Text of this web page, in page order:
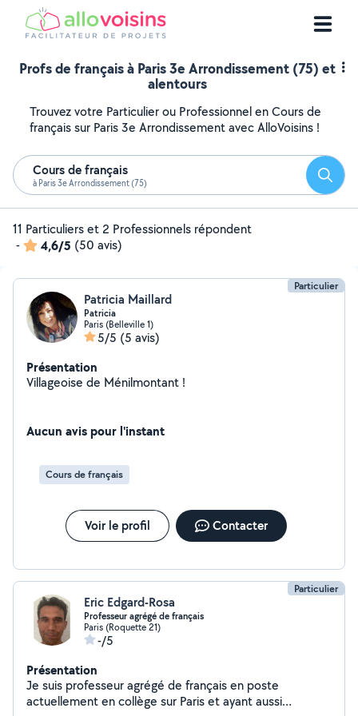
Profs de français à Paris 3e Arrondissement (75) et
alentours
Trouvez votre Particulier ou Professionnel en Cours de
français sur Paris 3e Arrondissement avec AlloVoisins !
Cours de français
à Paris 3e Arrondissement (75)
11 Particuliers et 2 Professionnels répondent
-
4,6/5 (50 avis)
Particulier
Patricia Maillard
Patricia
Paris (Belleville 1)
5/5 (5 avis)
Présentation
Villageoise de Ménilmontant !
Aucun avis pour l'instant
Cours de français
Voir le profil Contacter
Particulier
Eric Edgard-Rosa
Professeur agrégé de français
Paris (Roquette 21)
-/5
Présentation
Je suis professeur agrégé de français en poste
actuellement en collège sur Paris et ayant aussi